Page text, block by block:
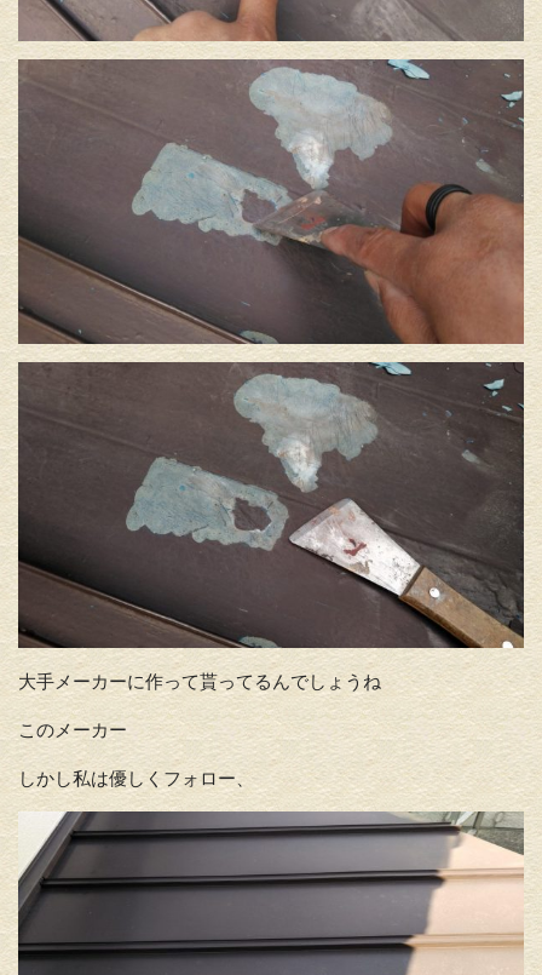
大手メーカーに作って貰ってるんでしょうね
このメーカー
しかし私は優しくフォロー、